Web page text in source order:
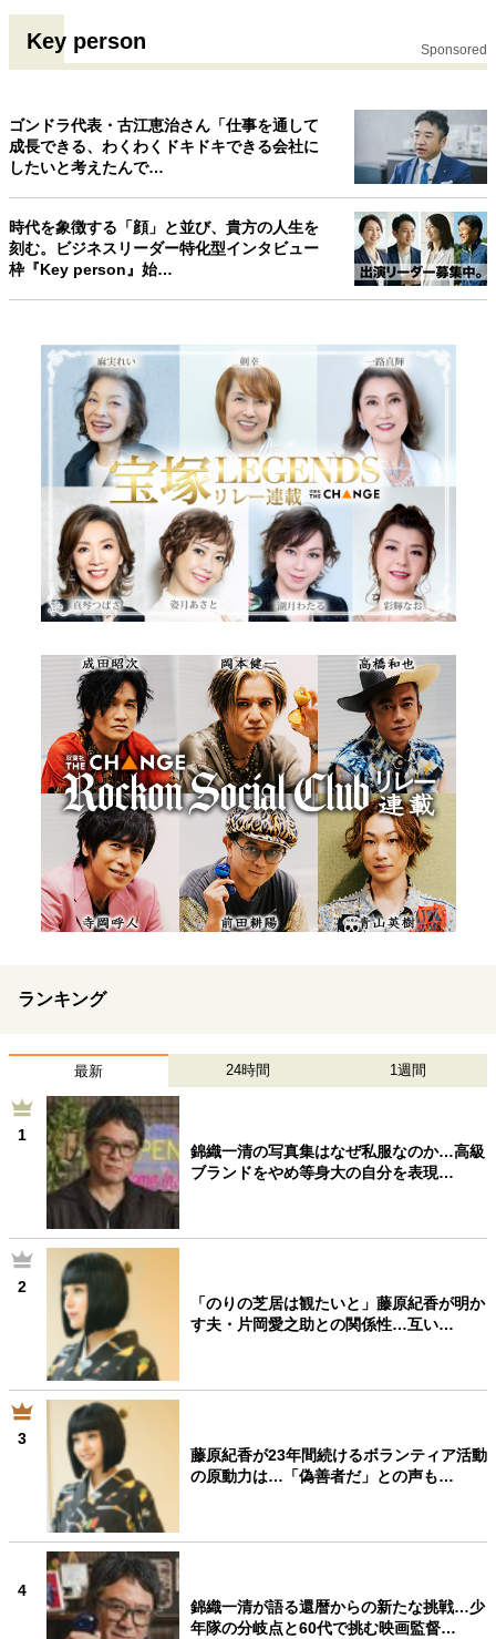
Key person Sponsored
ゴンドラ代表・古江恵治さん「仕事を通して
成長できる、わくわくドキドキできる会社に
したいと考えたんで…
時代を象徴する「顔」と並び、貴方の人生を
刻む。ビジネスリーダー特化型インタビュー
枠『Key person』始…
ランキング
最新 24時間 1週間
1
錦織一清の写真集はなぜ私服なのか…高級
ブランドをやめ等身大の自分を表現…
2
「のりの芝居は観たいと」藤原紀香が明か
す夫・片岡愛之助との関係性…互い…
3
藤原紀香が23年間続けるボランティア活動
の原動力は…「偽善者だ」との声も…
4
錦織一清が語る還暦からの新たな挑戦…少
年隊の分岐点と60代で挑む映画監督…